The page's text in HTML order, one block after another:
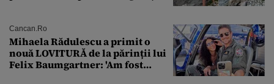
Cancan.ro
Mihaela Rădulescu a primit o
nouă LOVITURĂ de la părinții lui
Felix Baumgartner: 'Am fost